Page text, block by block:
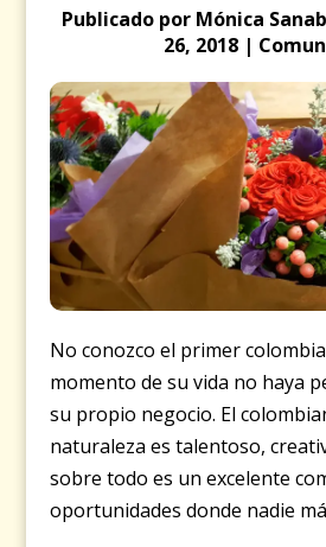
Publicado por Mónica
26, 2018 |
No conozco el primer
momento de su vida no haya
su propio negocio. El
naturaleza es talentoso,
sobre todo es un excelente
oportunidades donde nadie